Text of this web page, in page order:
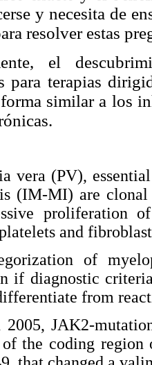
y necesita de
resolver estas
el
para terapias
similar a los
vera (PV),
(IM-MI) are clonal
proliferation
and
of
if diagnostic
from
2005, JAK2-
of the coding